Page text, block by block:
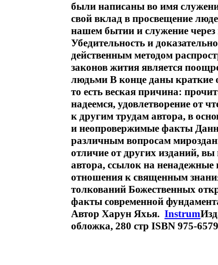
были написаны во имя
свой вклад в просвещение
нашем бытии и служение
Убедительность и
действенным методом
законов жития является
людьми В конце даны краткие
то есть веская причина:
надеемся, удовлетворение от
к другим трудам автора, в
и неопровержимые факты
различным вопросам
отличие от других изданий,
автора, ссылок на ненадежные
отношения к священным
толкований Божественных
факты современной
Автор Харун Яхья. Instrum
обложка, 280 стр ISBN 975-